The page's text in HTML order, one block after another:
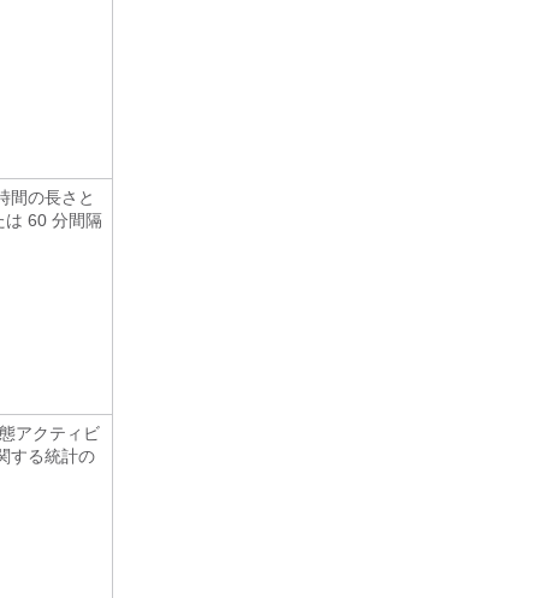
間の長さと
は 60 分間隔
アクティビ
する統計の